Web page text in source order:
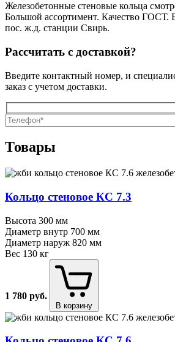
Железобетонные стеновые кольца
Большой ассортимент. Качество ГОСТ.
пос. ж.д. станции Свирь.
Рассчитать с доставкой?
Введите контактный номер, и
заказ с учетом доставки.
Товары
Кольцо стеновое КС 7.3
Высота 300 мм
Диаметр внутр 700 мм
Диаметр наруж 820 мм
Вес 130 кг
1 780 руб.
В корзину